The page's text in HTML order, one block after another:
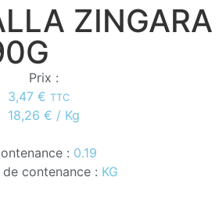
ZINGARA
Prix :
3,47 € TTC
18,26 € / Kg
: 0.19
de contenance : KG